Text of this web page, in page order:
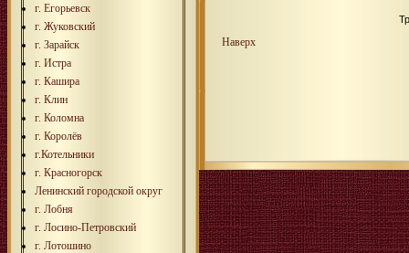
г. Егорьевск
г. Жуковский
г. Зарайск
г. Истра
г. Кашира
г. Клин
г. Коломна
г. Королёв
г.Котельники
г. Красногорск
Ленинский городской округ
г. Лобня
г. Лосино-Петровский
г. Лотошино
Наверх